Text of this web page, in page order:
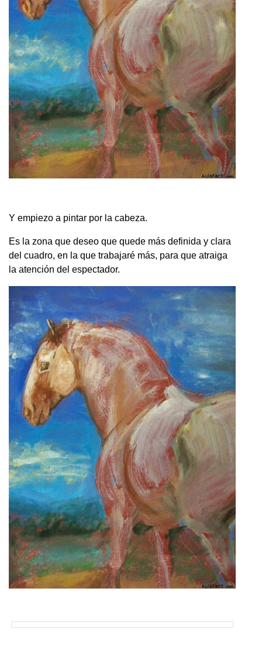
Y empiezo a pintar por la cabeza.
Es la zona que deseo que quede más definida y clara
del cuadro, en la que trabajaré más, para que atraiga
la atención del espectador.